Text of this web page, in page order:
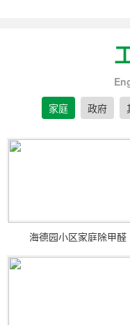
家庭
政府
海德园小区家庭除甲醛